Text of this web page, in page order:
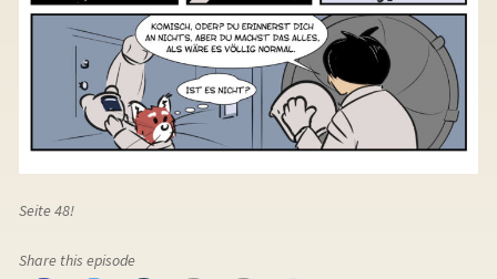
Seite 48!
Share this episode